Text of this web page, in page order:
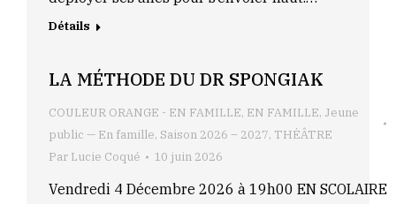
Détails
LA MÉTHODE DU DR SPONGIAK
COULEUR ORANGE - EN FAMILLE, EN FAMILLE, Jeune
public — En famille, Saison 2026 – 2027, THÉÂTRE
Par Lucie Coqué 10 juin 2026
Vendredi 4 Décembre 2026 à 19h00 EN SCOLAIRE